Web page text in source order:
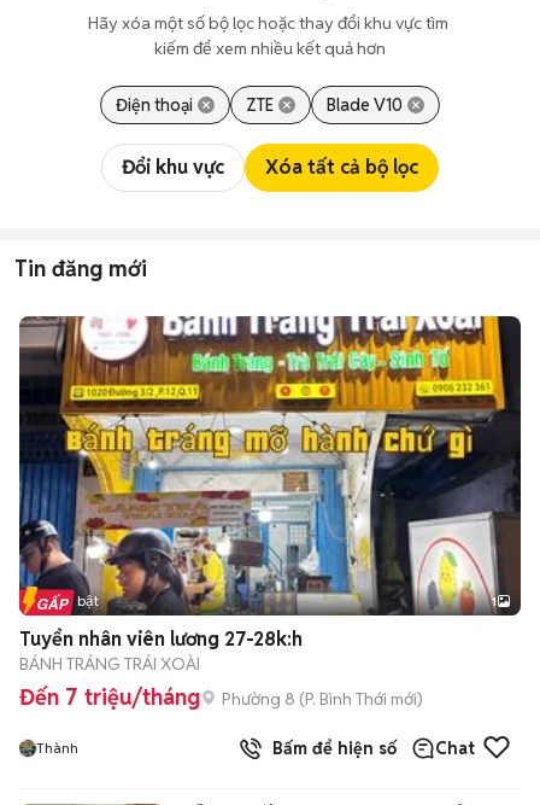
Hãy xóa một số bộ lọc hoặc thay đổi khu vực tìm
kiếm để xem nhiều kết quả hơn
Điện thoại ZTE Blade V10
Đổi khu vực Xóa tất cả bộ lọc
Tin đăng mới
Tin nổi bật 1
Tuyển nhân viên lương 27-28k:h
BÁNH TRÁNG TRÁI XOÀI
Đến 7 triệu/tháng Phường 8 (P. Bình Thới mới)
Thành Bấm để hiện số Chat